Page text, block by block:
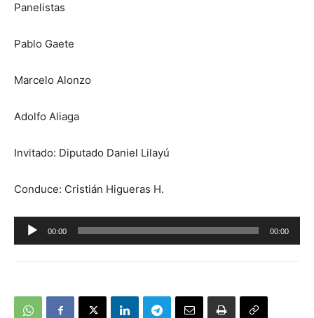
Panelistas
Pablo Gaete
Marcelo Alonzo
Adolfo Aliaga
Invitado: Diputado Daniel Lilayú
Conduce: Cristián Higueras H.
Reproductor
de
00:00 00:00